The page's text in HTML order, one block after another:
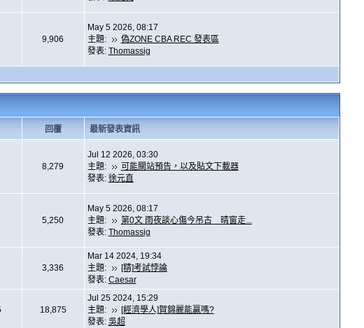
9,906
May 5 2026, 08:17
主題:
偽ZONE CBA REC 發表區
發表: Thomassig
回覆 最新發表資訊
8,279
Jul 12 2026, 03:30
主題:
可能關站預告，以及貼文下載器
發表: 徐元直
5,250
May 5 2026, 08:17
主題:
第0文 雨夜談心傷今吊古 晴窗走...
發表: Thomassig
3,336
Mar 14 2024, 19:34
主題:
[精]考試悖論
發表: Caesar
18,875
Jul 25 2024, 15:29
主題:
[經濟學人]賀錦麗能贏嗎?
發表: 吳超